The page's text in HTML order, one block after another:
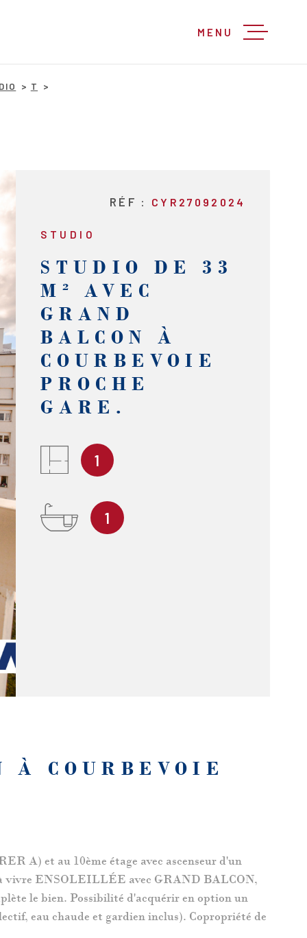
MENU
T
RÉF : CYR27092024
STUDIO
STUDIO DE 33
M² AVEC
GRAND
BALCON À
COURBEVOIE
PROCHE
GARE.
1
1
À COURBEVOIE
A) et au 10ème étage avec ascenseur d'un
vivre ENSOLEILLÉE avec GRAND BALCON,
le bien. Possibilité d'acquérir en option un
eau chaude et gardien inclus). Copropriété de